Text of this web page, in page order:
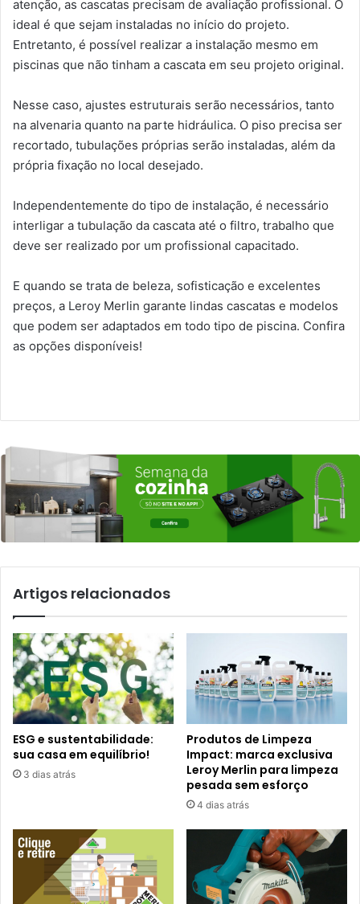
atenção, as cascatas precisam de avaliação profissional. O
ideal é que sejam instaladas no início do projeto.
Entretanto, é possível realizar a instalação mesmo em
piscinas que não tinham a cascata em seu projeto original.
Nesse caso, ajustes estruturais serão necessários, tanto
na alvenaria quanto na parte hidráulica. O piso precisa ser
recortado, tubulações próprias serão instaladas, além da
própria fixação no local desejado.
Independentemente do tipo de instalação, é necessário
interligar a tubulação da cascata até o filtro, trabalho que
deve ser realizado por um profissional capacitado.
E quando se trata de beleza, sofisticação e excelentes
preços, a Leroy Merlin garante lindas cascatas e modelos
que podem ser adaptados em todo tipo de piscina. Confira
as opções disponíveis!
Artigos relacionados
ESG e sustentabilidade:
sua casa em equilíbrio!
3 dias atrás
Produtos de Limpeza
Impact: marca exclusiva
Leroy Merlin para limpeza
pesada sem esforço
4 dias atrás